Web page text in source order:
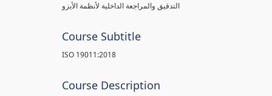
التدقيق والمراجعة الداخلية لأنظمة الأيزو
Course Subtitle
ISO 19011:2018
Course Description